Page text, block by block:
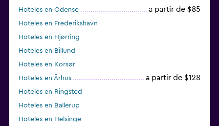
Hoteles en Odense a partir de $85
Hoteles en Frederikshavn
Hoteles en Hjørring
Hoteles en Billund
Hoteles en Korsør
Hoteles en Århus
a partir de $128
Hoteles en Ringsted
Hoteles en Ballerup
Hoteles en Helsinge